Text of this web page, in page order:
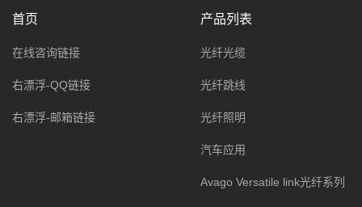
首页
在线咨询链接
右漂浮-QQ链接
右漂浮-邮箱链接
产品列表
光纤光缆
光纤跳线
光纤照明
汽车应用
Avago Versatile link光纤系列